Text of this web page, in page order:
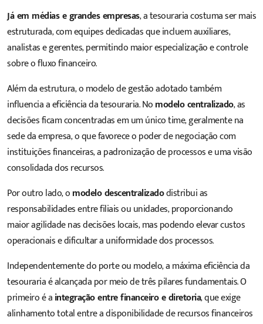
Já em médias e grandes empresas, a tesouraria costuma ser mais
estruturada, com equipes dedicadas que incluem auxiliares,
analistas e gerentes, permitindo maior especialização e controle
sobre o fluxo financeiro.
Além da estrutura, o modelo de gestão adotado também
influencia a eficiência da tesouraria. Nomodelo centralizado, as
decisões ficam concentradas em um único time, geralmente na
sede da empresa, o que favorece o poder de negociação com
instituições financeiras, a padronização de processos e uma visão
consolidada dos recursos.
Por outro lado, omodelo descentralizadodistribui as
responsabilidades entre filiais ou unidades, proporcionando
maior agilidade nas decisões locais, mas podendo elevar custos
operacionais e dificultar a uniformidade dos processos.
Independentemente do porte ou modelo, a máxima eficiência da
tesouraria é alcançada por meio de três pilares fundamentais. O
primeiro é aintegração entre financeiro e diretoria, que exige
alinhamento total entre a disponibilidade de recursos financeiros